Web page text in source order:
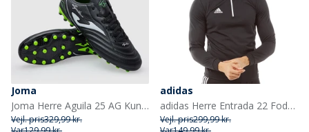
Joma
Joma Herre Aguila 25 AG Kunstgræs Fodboldstøvler Sort/Fluoro Green
Vejl. pris329,99 kr.
adidas
adidas Herre Entrada 22 Fodboldtrøjer Sort
Vejl. pris299,99 kr.